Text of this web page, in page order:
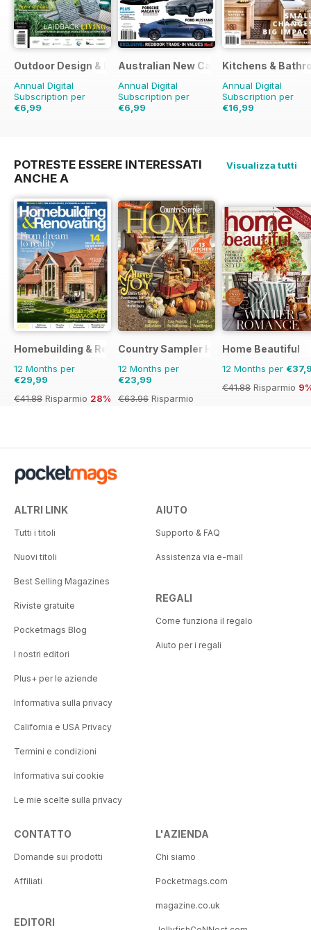
Outdoor Design & Living
Annual Digital
Subscription per
€6,99
Australian New Car & SUV Buyers
Annual Digital
Subscription per
€6,99
Kitchens &
Annual Digital
Subscription per
€16,99
POTRESTE ESSERE INTERESSATI
ANCHE A
Visualizza tutti
Homebuilding & Renovating Magazine
12 Months per
€29,99
€41.88 Risparmio 28%
Country Sampler Home
12 Months per
€23,99
€63.96 Risparmio
Home Beautiful
12 Months per
€41.88 Risparmio
ALTRI LINK
Tutti i titoli
Nuovi titoli
Best Selling Magazines
Riviste gratuite
Pocketmags Blog
I nostri editori
Plus+ per le aziende
Informativa sulla privacy
California e USA Privacy
Termini e condizioni
Informativa sui cookie
Le mie scelte sulla privacy
AIUTO
Supporto & FAQ
Assistenza via e-mail
REGALI
Come funziona il regalo
Aiuto per i regali
CONTATTO
Domande sui prodotti
Affiliati
EDITORI
L'AZIENDA
Chi siamo
Pocketmags.com
magazine.co.uk